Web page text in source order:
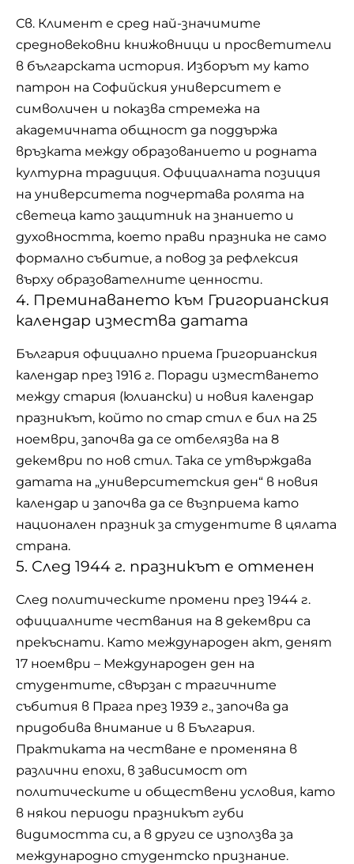
Св. Климент е сред най-значимите
средновековни книжовници и просветители
в българската история. Изборът му като
патрон на Софийския университет е
символичен и показва стремежа на
академичната общност да поддържа
връзката между образованието и родната
културна традиция. Официалната позиция
на университета подчертава ролята на
светеца като защитник на знанието и
духовността, което прави празника не само
формално събитие, а повод за рефлексия
върху образователните ценности.
4. Преминаването към Григорианския
календар измества датата
България официално приема Григорианския
календар през 1916 г. Поради изместването
между стария (юлиански) и новия календар
празникът, който по стар стил е бил на 25
ноември, започва да се отбелязва на 8
декември по нов стил. Така се утвърждава
датата на „университетския ден“ в новия
календар и започва да се възприема като
национален празник за студентите в цялата
страна.
5. След 1944 г. празникът е отменен
След политическите промени през 1944 г.
официалните чествания на 8 декември са
прекъснати. Като международен акт, денят
17 ноември – Международен ден на
студентите, свързан с трагичните
събития в Прага през 1939 г., започва да
придобива внимание и в България.
Практиката на честване е променяна в
различни епохи, в зависимост от
политическите и обществени условия, като
в някои периоди празникът губи
видимостта си, а в други се използва за
международно студентско признание.